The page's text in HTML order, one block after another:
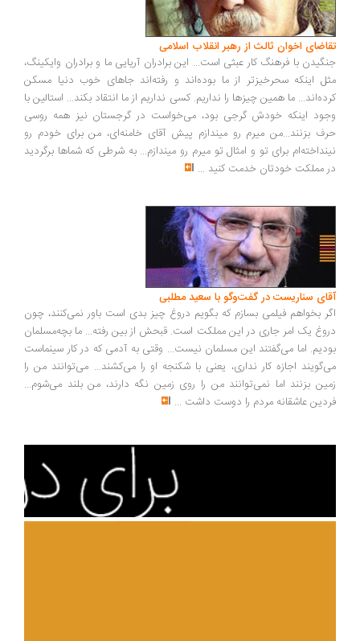
اخوان ثالث از رهبر انقلاب اسلامی
با فرهنگ کار عبثی است... این برادران آریایی ما و برادران وایکینگ،
اینکه سحرخیزتر از ما بوده‌اند و رفته‌اند جاهای خوب دنیا مسکن
ما همین چیزها را نداریم. کسی نداریم از ما انتقاد بکند... استالین با
اینکه خودش گرجی بود، می‌خواست در گرجستان نیز همه روسی
بزنند...من میرم رو میندازم پیش آقای خامنه‌ای، من برای خودم رو
برای تو و امثال تو میرم رو میندازم... به شرطی که شماها برگردید
مملکت خودتان خدمت کنید...
سناریست در گفت‌وگو با سعید مطلبی
بخواهم فیلمی بسازم که بگویم دروغ چیز بدی است باور نمی‌کنند، چون
یک امر جاری در این مملکت است. قبحش از بین رفته... ما بچه‌مسلمان
اما می‌گفتند این مسلمان نیست... وقتی به آدمی که در کار سینماست
اجازه کار نداری، یعنی با شکنجه او را می‌کشند... می‌توانند من را
بزنند اما نمی‌توانند من را روی زمین نگه دارند، من بلند می‌شوم...
عاشقانه مردم را دوست داشت ...